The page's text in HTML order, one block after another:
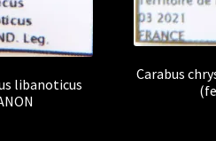
libanoticus
Carabus